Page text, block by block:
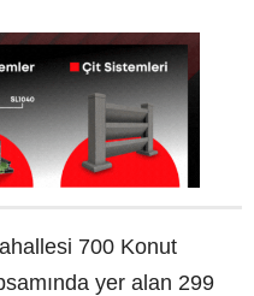
700 Konut
yer alan 299